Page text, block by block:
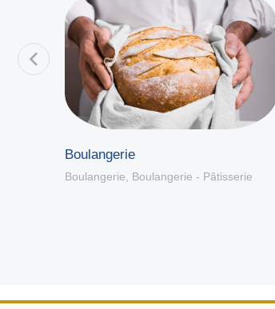
Boulangerie
Boulangerie Boulangerie - Pâtisserie